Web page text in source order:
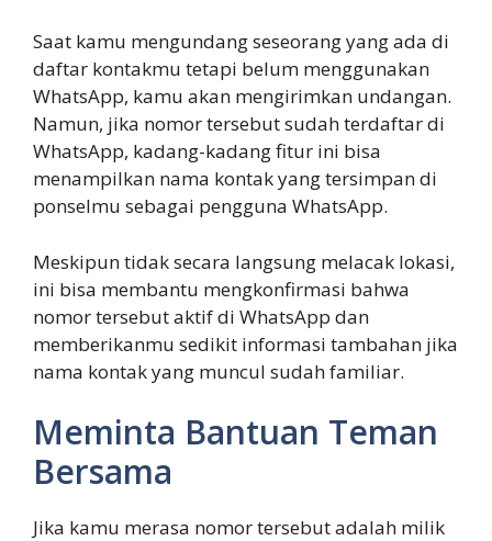
Saat kamu mengundang seseorang yang ada di
daftar kontakmu tetapi belum menggunakan
WhatsApp, kamu akan mengirimkan undangan.
Namun, jika nomor tersebut sudah terdaftar di
WhatsApp, kadang-kadang fitur ini bisa
menampilkan nama kontak yang tersimpan di
ponselmu sebagai pengguna WhatsApp.
Meskipun tidak secara langsung melacak lokasi,
ini bisa membantu mengkonfirmasi bahwa
nomor tersebut aktif di WhatsApp dan
memberikanmu sedikit informasi tambahan jika
nama kontak yang muncul sudah familiar.
Meminta Bantuan Teman
Bersama
Jika kamu merasa nomor tersebut adalah milik